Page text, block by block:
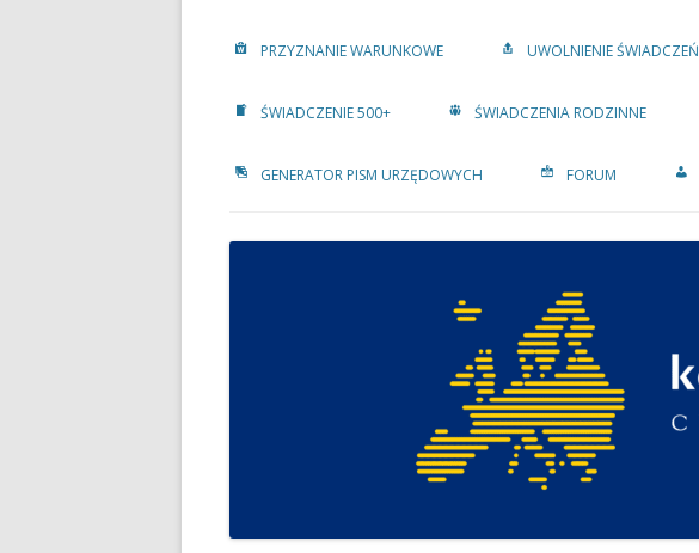
PRZYZNANIE WARUNKOWE UWOLNIENIE ŚWIADCZEŃ
ŚWIADCZENIE 500+ ŚWIADCZENIA RODZINNE
GENERATOR PISM URZĘDOWYCH FORUM